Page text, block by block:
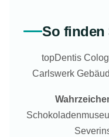
So finden
topDentis
Carlswerk